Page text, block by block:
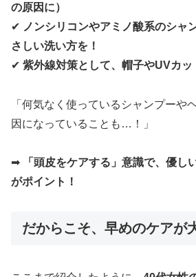
の原因に）
✔ ノンシリコンやアミノ酸系のシャ
さしい洗い方を！
✔ 紫外線対策として、帽子やUVカッ
「何気なく使っているシャンプーや
因になっていることも…！」
➡
「頭皮をケアする」意識で、優し
がポイント！
だからこそ、早めのケアが